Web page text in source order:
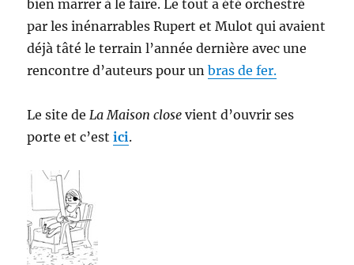
bien marrer à le faire. Le tout a été orchestré
par les inénarrables Rupert et Mulot qui avaient
déjà tâté le terrain l’année dernière avec une
rencontre d’auteurs pour unbras de fer.
Le site de La Maison close vient d’ouvrir ses
porte et c’estici.